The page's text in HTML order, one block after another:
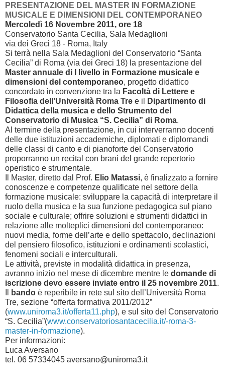
PRESENTAZIONE DEL MASTER IN FORMAZIONE
MUSICALE E DIMENSIONI DEL CONTEMPORANEO
Mercoledì 16 Novembre 2011, ore 18
Conservatorio Santa Cecilia, Sala Medaglioni
via dei Greci 18 - Roma, Italy
Si terrà nella Sala Medaglioni del Conservatorio “Santa
Cecilia” di Roma (via dei Greci 18) la presentazione del
Master annuale di I livello in Formazione musicale e
dimensioni del contemporaneo, progetto didattico
concordato in convenzione tra la Facoltà di Lettere e
Filosofia dell’Università Roma Tre e il
Dipartimento di
Didattica della musica e dello Strumento del
Conservatorio di Musica “S. Cecilia” di Roma.
Al termine della presentazione, in cui interverranno docenti
delle due istituzioni accademiche, diplomati e diplomandi
delle classi di canto e di pianoforte del Conservatorio
proporranno un recital con brani del grande repertorio
operistico e strumentale.
Il Master, diretto dal Prof. Elio Matassi, è finalizzato a fornire
conoscenze e competenze qualificate nel settore della
formazione musicale: sviluppare la capacità di interpretare il
ruolo della musica e la sua funzione pedagogica sul piano
sociale e culturale; offrire soluzioni e strumenti didattici in
relazione alle molteplici dimensioni del contemporaneo:
nuovi media, forme dell’arte e dello spettacolo, declinazioni
del pensiero filosofico, istituzioni e ordinamenti scolastici,
fenomeni sociali e interculturali.
Le attività, previste in modalità didattica in presenza,
avranno inizio nel mese di dicembre mentre le domande di
iscrizione devo essere inviate entro il 25 novembre 2011.
bando è reperibile in rete sul sito dell’Università Roma
Tre, sezione “offerta formativa 2011/2012”
(www.uniroma3.it/offerta11.php), e sul sito del Conservatorio
“S. Cecilia”(www.conservatoriosantacecilia.it/-roma-3-
master-in-formazione).
Per informazioni:
Luca Aversano
tel. 06 57334045 aversano@uniroma3.it